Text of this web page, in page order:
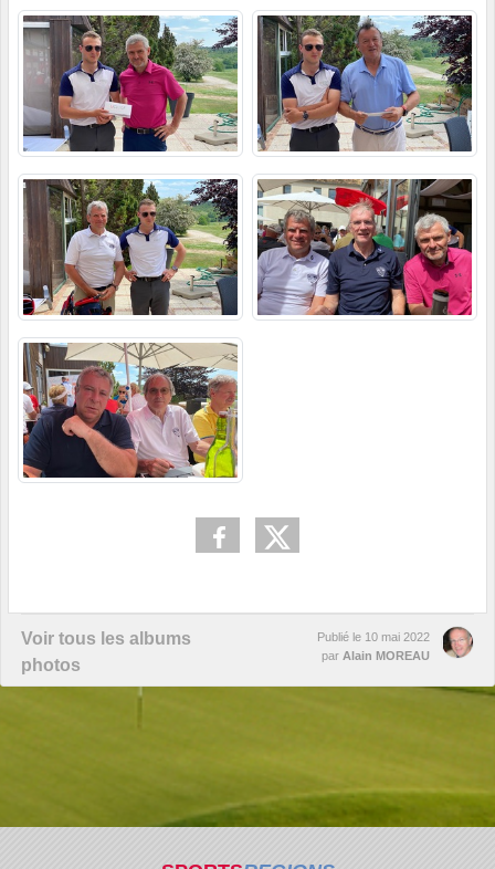
Voir tous les albums
photos
Publié le 10 mai 2022
par Alain MOREAU